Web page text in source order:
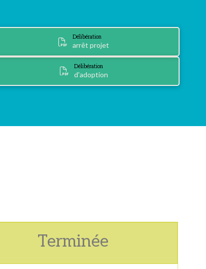
Délibération
arrêt projet
Délibération
d'adoption
Terminée